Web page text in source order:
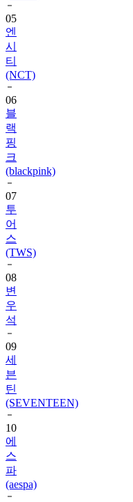
05
엔
시
티
(NCT)
06
블
랙
핑
크
(blackpink)
07
투
어
스
(TWS)
08
변
우
석
09
세
븐
틴
(SEVENTEEN)
10
에
스
파
(aespa)